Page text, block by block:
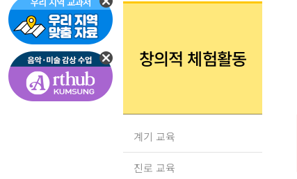
1학년
2학년
3학년
4학년
5학년
6학년
1학년
2학년
3학년
4학년
5학년
6학년
창의적 체험활동
계기 교육
진로 교육